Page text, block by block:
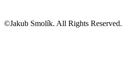
©Jakub Smolík. All Rights Reserved.